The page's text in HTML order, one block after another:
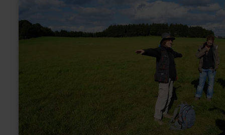
Wanderweg